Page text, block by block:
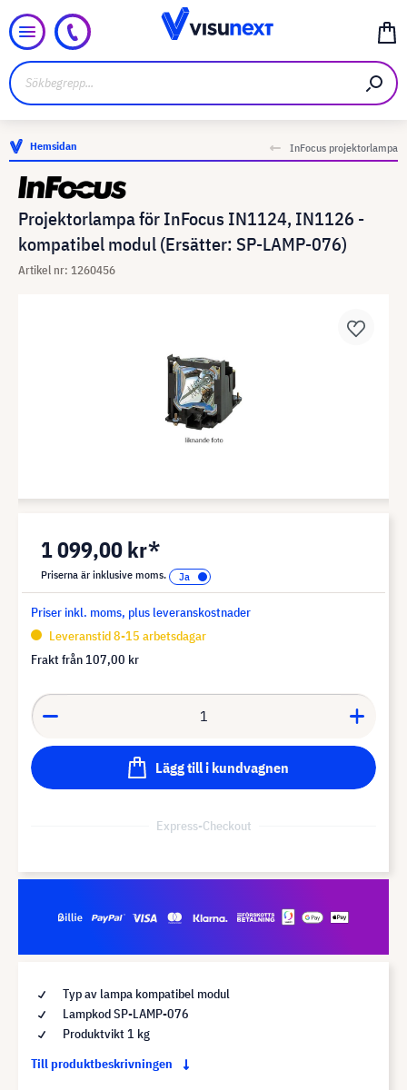
Hemsidan InFocus projektorlampa
Projektorlampa för InFocus IN1124, IN1126 -
kompatibel modul (Ersätter: SP-LAMP-076)
Artikel nr: 1260456
1 099,00 kr*
Priserna är inklusive moms.
Priser inkl. moms, plus leveranskostnader
Leveranstid 8-15 arbetsdagar
Frakt från 107,00 kr
Lägg till i kundvagnen
Express-Checkout
Typ av lampa kompatibel modul
Lampkod SP-LAMP-076
Produktvikt 1 kg
Till produktbeskrivningen